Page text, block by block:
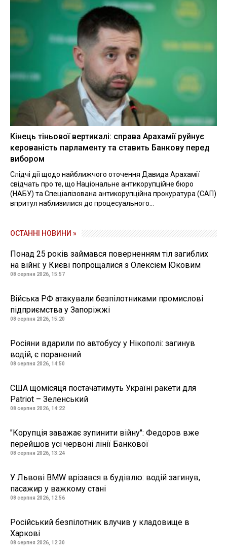
Кінець тіньової вертикалі: справа Арахамії руйнує
керованість парламенту та ставить Банкову перед
вибором
Слідчі дії щодо найближчого оточення Давида Арахамії
свідчать про те, що Національне антикорупційне бюро
(НАБУ) та Спеціалізована антикорупційна прокуратура (САП)
впритул наблизилися до процесуального...
ОСТАННІ НОВИНИ »
Понад 25 років займався поверненням тіл загиблих
на війні: у Києві попрощалися з Олексієм Юковим
08 серпня 2026, 15:57
Війська РФ атакували безпілотниками промислові
підприємства у Запоріжжі
08 серпня 2026, 15:20
Росіяни вдарили по автобусу у Нікополі: загинув
водій, є поранений
08 серпня 2026, 14:50
США щомісяця постачатимуть Україні ракети для
Patriot – Зеленський
08 серпня 2026, 14:22
"Корупція заважає зупинити війну": Федоров вже
перейшов усі червоні лінії Банкової
08 серпня 2026, 13:24
У Львові BMW врізався в будівлю: водій загинув,
пасажир у важкому стані
08 серпня 2026, 12:56
Російський безпілотник влучив у кладовище в
Харкові
08 серпня 2026, 12:30